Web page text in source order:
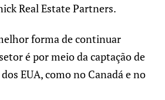
Real Estate Partners.
forma de continuar
é por meio da captação de
EUA, como no Canadá e no